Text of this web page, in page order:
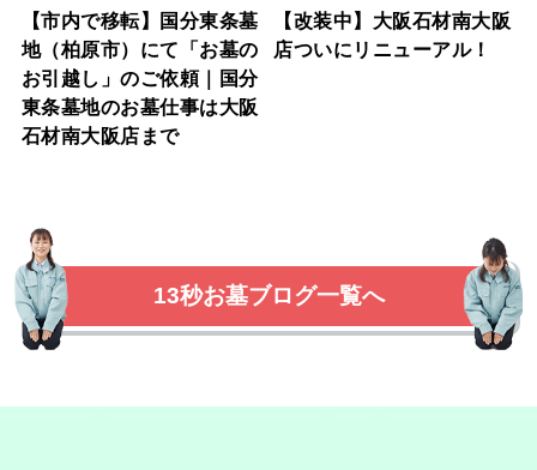
【市内で移転】国分東条墓
地（柏原市）にて「お墓の
お引越し」のご依頼｜国分
東条墓地のお墓仕事は大阪
石材南大阪店まで
【改装中】大阪石材南大阪
店ついにリニューアル！
13秒お墓ブログ一覧へ